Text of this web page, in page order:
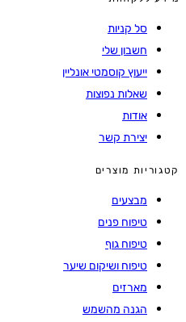
סל קניות
חשבון שלי
ייעוץ קוסמטי אונליין
שאלות נפוצות
אודות
יצירת קשר
קטגוריות מוצרים
מבצעים
טיפוח פנים
טיפוח גוף
טיפוח ושיקום שיער
מארזים
הגנה מהשמש